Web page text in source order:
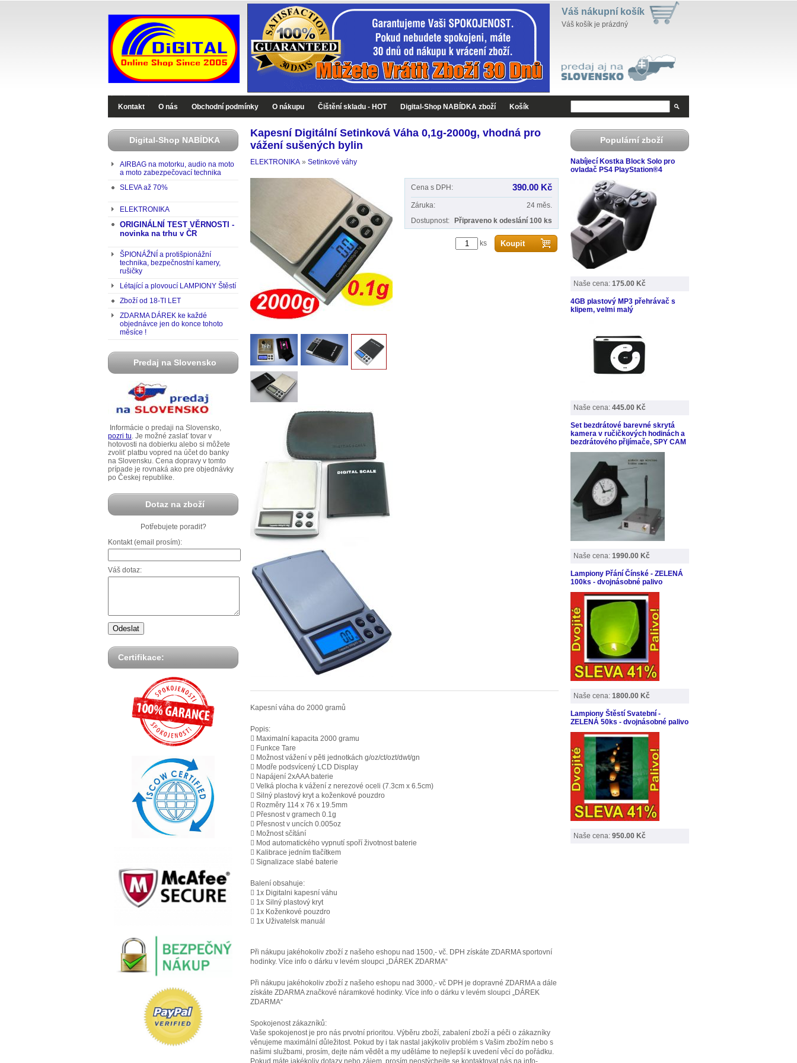
Váš nákupní košík
Váš košík je prázdný
Kontakt O nás Obchodní podmínky O nákupu Čištění skladu - HOT Digital-Shop NABÍDKA zboží Košík
Digital-Shop NABÍDKA
AIRBAG na motorku, audio na moto
a moto zabezpečovací technika
SLEVA až 70%
ELEKTRONIKA
ORIGINÁLNÍ TEST VĚRNOSTI -
novinka na trhu v ČR
ŠPIONÁŽNÍ a protišpionážní
technika, bezpečnostní kamery,
rušičky
Létající a plovoucí LAMPIONY Štěstí
Zboží od 18-TI LET
ZDARMA DÁREK ke každé
objednávce jen do konce tohoto
měsíce !
Predaj na Slovensko
Informácie o predaji na Slovensko,
pozri tu. Je možné zaslať tovar v
hotovosti na dobierku alebo si môžete
zvoliť platbu vopred na účet do banky
na Slovensku. Cena dopravy v tomto
prípade je rovnaká ako pre objednávky
po Českej republike.
Dotaz na zboží
Potřebujete poradit?
Kontakt (email prosím):
Váš dotaz:
Certifikace:
Kapesní Digitální Setinková Váha 0,1g-2000g, vhodná pro
vážení sušených bylin
ELEKTRONIKA » Setinkové váhy
Cena s DPH: 390.00 Kč
Záruka:
24 měs.
Dostupnost:
Připraveno k odeslání 100 ks
ks
Kapesní váha do 2000 gramů
Popis:
 Maximalní kapacita 2000 gramu
 Funkce Tare
 Možnost vážení v pěti jednotkách g/oz/ct/ozt/dwt/gn
 Modře podsvícený LCD Display
 Napájení 2xAAA baterie
 Velká plocha k vážení z nerezové oceli (7.3cm x 6.5cm)
 Silný plastový kryt a koženkové pouzdro
 Rozměry 114 x 76 x 19.5mm
 Přesnost v gramech 0.1g
 Přesnost v uncích 0.005oz
 Možnost sčítání
 Mod automatického vypnutí spoří životnost baterie
 Kalibrace jedním tlačítkem
 Signalizace slabé baterie
Balení obsahuje:
 1x Digitalni kapesní váhu
 1x Silný plastový kryt
 1x Koženkové pouzdro
 1x Uživatelsk manuál
Při nákupu jakéhokoliv zboží z našeho eshopu nad 1500,- vč. DPH získáte ZDARMA sportovní
hodinky. Více info o dárku v levém sloupci „DÁREK ZDARMA“
Při nákupu jakéhokoliv zboží z našeho eshopu nad 3000,- vč DPH je dopravné ZDARMA a dále
získáte ZDARMA značkové náramkové hodinky. Více info o dárku v levém sloupci „DÁREK
ZDARMA“
Spokojenost zákazníků:
Vaše spokojenost je pro nás prvotní prioritou. Výběru zboží, zabalení zboží a péči o zákazníky
věnujeme maximální důležitost. Pokud by i tak nastal jakýkoliv problém s Vašim zbožím nebo s
našimi službami, prosím, dejte nám vědět a my uděláme to nejlepší k uvedení věcí do pořádku.
Pokud máte jakékoliv dotazy nebo zájem, prosím neostýchejte se kontaktovat nás na info-
Populární zboží
Nabíjecí Kostka Block Solo pro
ovladač PS4 PlayStation®4
Naše cena: 175.00 Kč
4GB plastový MP3 přehrávač s
klipem, velmi malý
Naše cena: 445.00 Kč
Set bezdrátové barevné skrytá
kamera v ručičkových hodinách a
bezdrátového přijímače, SPY CAM
Naše cena: 1990.00 Kč
Lampiony Přání Čínské - ZELENÁ
100ks - dvojnásobné palivo
Naše cena: 1800.00 Kč
Lampiony Štěstí Svatební -
ZELENÁ 50ks - dvojnásobné palivo
Naše cena: 950.00 Kč